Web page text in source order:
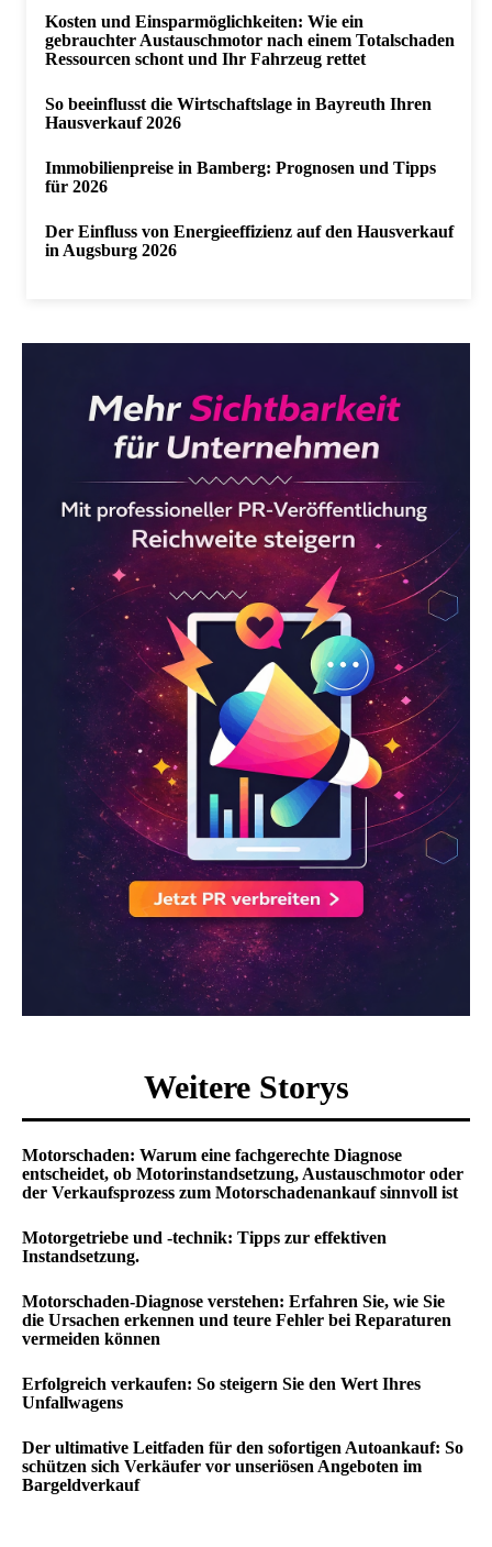
Kosten und Einsparmöglichkeiten: Wie ein
gebrauchter Austauschmotor nach einem Totalschaden
Ressourcen schont und Ihr Fahrzeug rettet
So beeinflusst die Wirtschaftslage in Bayreuth Ihren
Hausverkauf 2026
Immobilienpreise in Bamberg: Prognosen und Tipps
für 2026
Der Einfluss von Energieeffizienz auf den Hausverkauf
in Augsburg 2026
Weitere Storys
Motorschaden: Warum eine fachgerechte Diagnose
entscheidet, ob Motorinstandsetzung, Austauschmotor oder
der Verkaufsprozess zum Motorschadenankauf sinnvoll ist
Motorgetriebe und -technik: Tipps zur effektiven
Instandsetzung.
Motorschaden-Diagnose verstehen: Erfahren Sie, wie Sie
die Ursachen erkennen und teure Fehler bei Reparaturen
vermeiden können
Erfolgreich verkaufen: So steigern Sie den Wert Ihres
Unfallwagens
Der ultimative Leitfaden für den sofortigen Autoankauf: So
schützen sich Verkäufer vor unseriösen Angeboten im
Bargeldverkauf